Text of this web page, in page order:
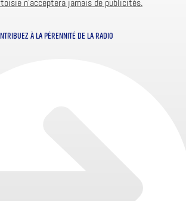
À LA PÉRENNITÉ DE LA RADIO